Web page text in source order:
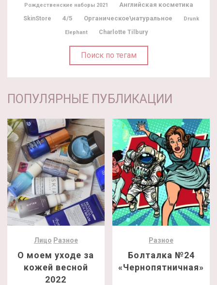
Рождественские наборы 2021 Английская косметика
SkinStore 4/5 Органическое\натуральное Drunk
Elephant Charlotte Tilbury
Поиск по тегам
ПОПУЛЯРНЫЕ ПУБЛИКАЦИИ
Лицо Разное
О моем уходе за
кожей весной
2022
Разное
Болталка №24
«Чернопятничная»